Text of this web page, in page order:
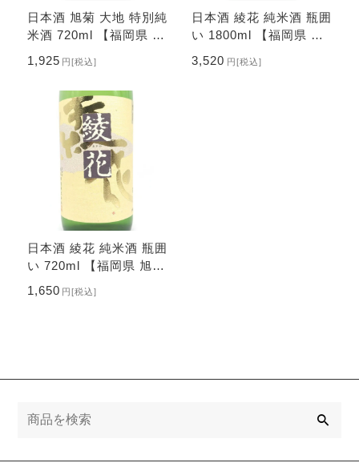
日本酒 旭菊 大地 特別純
米酒 720ml 【福岡県 旭
1,925 円[税込]
日本酒 綾花 純米酒 瓶囲
い 1800ml 【福岡県 旭
3,520 円[税込]
日本酒 綾花 純米酒 瓶囲
い 720ml 【福岡県 旭菊
酒造】
1,650 円[税込]